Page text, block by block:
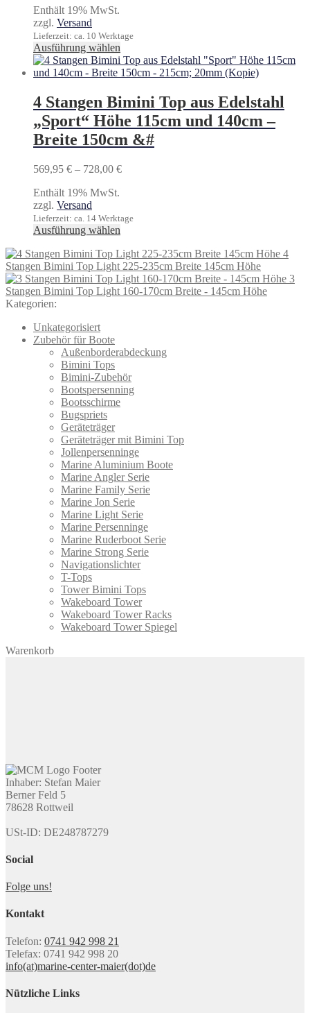
gewählt
Enthält 19% MwSt.
zzgl. Versand
Lieferzeit: ca. 10 Werktage
Ausführung wählen
Produkt
weist
Varianten
auf.
Die
Optionen
können
der
4 Stangen Bimini Top aus Edelstahl
„Sport“ Höhe 115cm und 140cm –
Breite 150cm &#
569,95 € – 728,00 €Preisspanne:
Enthält 19% MwSt.
zzgl. Versand
Lieferzeit: ca. 14 Werktage
Ausführung wählen
weist
mehrere
Varianten
auf.
der
gewählt
werden
4
Stangen Bimini Top Light 225-235cm Breite 145cm Höhe
3
Stangen Bimini Top Light 160-170cm Breite - 145cm Höhe
Kategorien:
Unkategorisiert
Zubehör für Boote
Außenborderabdeckung
Bimini Tops
Bimini-Zubehör
Bootspersenning
Bootsschirme
Bugspriets
Geräteträger
Geräteträger mit Bimini Top
Jollenpersenninge
Marine Aluminium Boote
Marine Angler Serie
Marine Family Serie
Marine Jon Serie
Marine Light Serie
Marine Persenninge
Marine Ruderboot Serie
Marine Strong Serie
Navigationslichter
T-Tops
Tower Bimini Tops
Wakeboard Tower
Wakeboard Tower Racks
Wakeboard Tower Spiegel
Warenkorb
Inhaber: Stefan Maier
Berner Feld 5
78628 Rottweil
USt-ID: DE248787279
Social
Folge uns!
Kontakt
Telefon: 0741 942 998 21
Telefax: 0741 942 998 20
info(at)marine-center-maier(dot)de
Nützliche Links